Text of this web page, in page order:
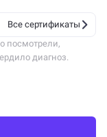
Все сертификаты
посмотрели,
диагноз.